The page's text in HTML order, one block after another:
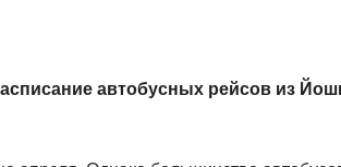
автобусных рейсов из